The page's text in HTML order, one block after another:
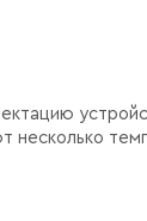
несколько